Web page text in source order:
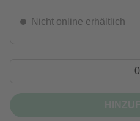
Nicht online erhältlich